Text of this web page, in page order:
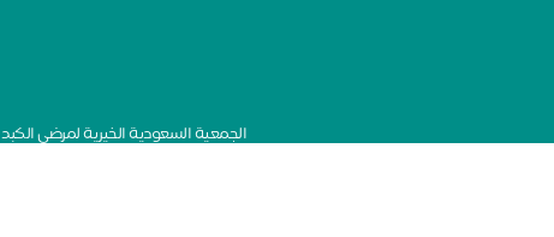
الجمعية السعودية الخيرية لمرضى الكبد